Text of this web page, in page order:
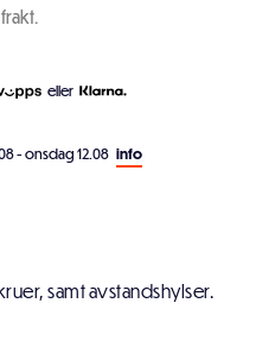
eller
- onsdag 12.08 info
samt avstandshylser.